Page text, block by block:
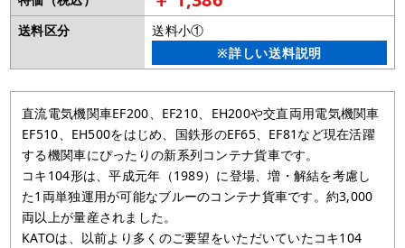
送料区分
送料小①
※詳しい送料説明
直流電気機関車EF200、EF210、EH200や交直両用電気機関車
EF510、EH500をはじめ、国鉄形のEF65、EF81など現在活躍
する機関車にぴったりの新系列コンテナ貨車です。
コキ104形は、平成元年（1989）に登場、増・解結を考慮し
た1両単独運用が可能なブルーのコンテナ貨車です。約3,000
両以上が量産されました。
KATOは、以前より多くのご要望をいただいていたコキ104